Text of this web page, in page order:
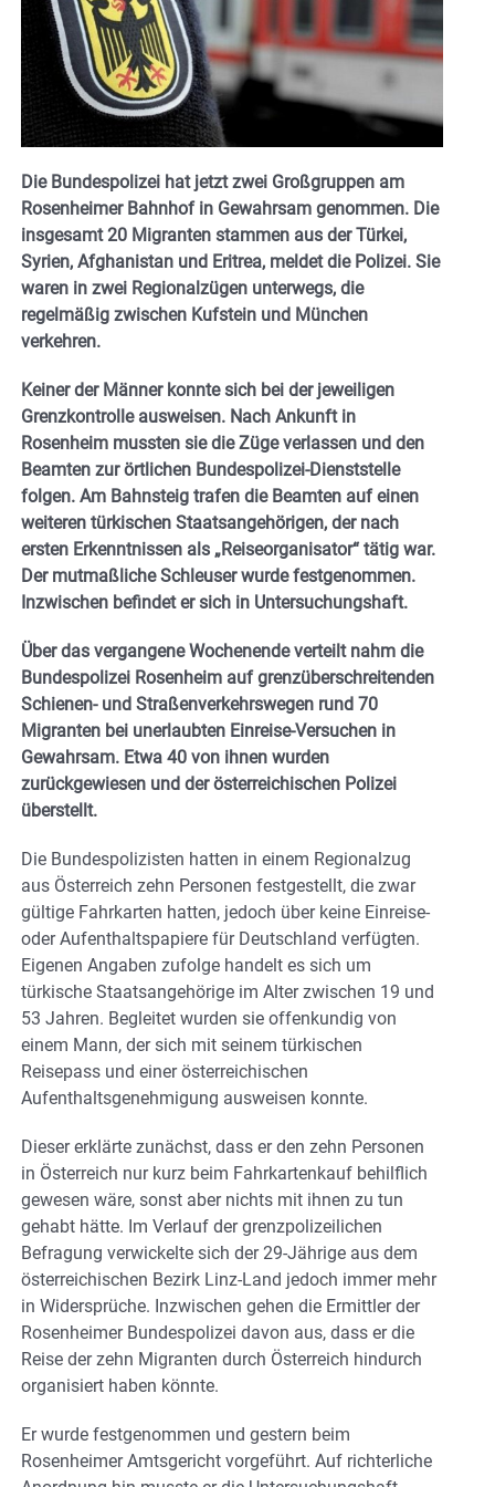
Die Bundespolizei hat jetzt zwei Großgruppen am
Rosenheimer Bahnhof in Gewahrsam genommen. Die
insgesamt 20 Migranten stammen aus der Türkei,
Syrien, Afghanistan und Eritrea, meldet die Polizei. Sie
waren in zwei Regionalzügen unterwegs, die
regelmäßig zwischen Kufstein und München
verkehren.
Keiner der Männer konnte sich bei der jeweiligen
Grenzkontrolle ausweisen. Nach Ankunft in
Rosenheim mussten sie die Züge verlassen und den
Beamten zur örtlichen Bundespolizei-Dienststelle
folgen. Am Bahnsteig trafen die Beamten auf einen
weiteren türkischen Staatsangehörigen, der nach
ersten Erkenntnissen als „Reiseorganisator“ tätig war.
Der mutmaßliche Schleuser wurde festgenommen.
Inzwischen befindet er sich in Untersuchungshaft.
Über das vergangene Wochenende verteilt nahm die
Bundespolizei Rosenheim auf grenzüberschreitenden
Schienen- und Straßenverkehrswegen rund 70
Migranten bei unerlaubten Einreise-Versuchen in
Gewahrsam. Etwa 40 von ihnen wurden
zurückgewiesen und der österreichischen Polizei
überstellt.
Die Bundespolizisten hatten in einem Regionalzug
aus Österreich zehn Personen festgestellt, die zwar
gültige Fahrkarten hatten, jedoch über keine Einreise-
oder Aufenthaltspapiere für Deutschland verfügten.
Eigenen Angaben zufolge handelt es sich um
türkische Staatsangehörige im Alter zwischen 19 und
53 Jahren. Begleitet wurden sie offenkundig von
einem Mann, der sich mit seinem türkischen
Reisepass und einer österreichischen
Aufenthaltsgenehmigung ausweisen konnte.
Dieser erklärte zunächst, dass er den zehn Personen
in Österreich nur kurz beim Fahrkartenkauf behilflich
gewesen wäre, sonst aber nichts mit ihnen zu tun
gehabt hätte. Im Verlauf der grenzpolizeilichen
Befragung verwickelte sich der 29-Jährige aus dem
österreichischen Bezirk Linz-Land jedoch immer mehr
in Widersprüche. Inzwischen gehen die Ermittler der
Rosenheimer Bundespolizei davon aus, dass er die
Reise der zehn Migranten durch Österreich hindurch
organisiert haben könnte.
Er wurde festgenommen und gestern beim
Rosenheimer Amtsgericht vorgeführt. Auf richterliche